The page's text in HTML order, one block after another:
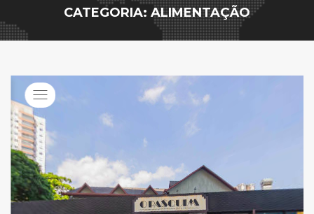
CATEGORIA: ALIMENTAÇÃO